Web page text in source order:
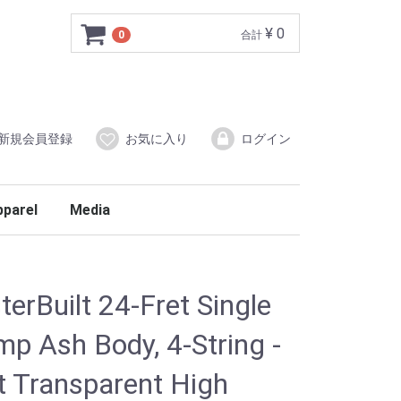
0 合計 ¥ 0
規会員登録 お気に入り ログイン
Media
24-Fret Single
Ash Body, 4-String -
Transparent High